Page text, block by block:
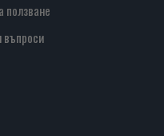
ползване
въпроси